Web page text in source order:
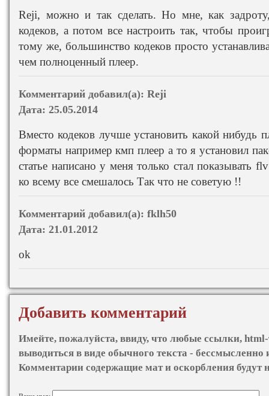
Reji, можно и так сделать. Но мне, как
кодеков, а потом все настроить так, чтобы
тому же, большинство кодеков просто
чем полноценный плеер.
Комментарий добавил(а): Reji
Дата: 25.05.2014
Вместо кодеков лучше установить какой нибудь
форматы например кмп плеер а то я установил
статье написано у меня только стал показывать
ко всему все смешалось Так что не советую !!
Комментарий добавил(а): fklh50
Дата: 21.01.2012
ok
Добавить комментарий
Имейте, пожалуйста, ввиду, что любые ссылки,
выводиться в виде обычного текста - бессмысленно
Комментарии содержащие мат и оскорбления будут